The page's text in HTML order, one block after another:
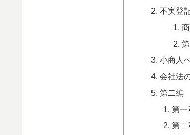
不実登
小商人
会社法
第二編
第
第